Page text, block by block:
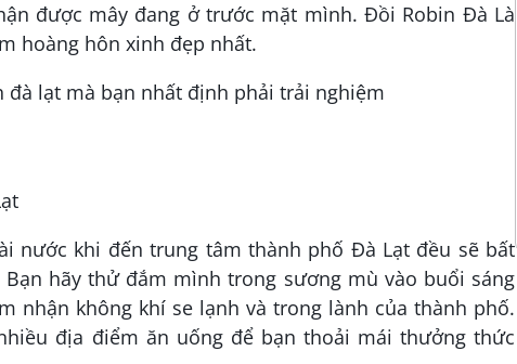
được mây đang ở trước mặt mình. Đồi Robin Đà Là
hoàng hôn xinh đẹp nhất.
nước khi đến trung tâm thành phố Đà Lạt đều sẽ bất
hãy thử đắm mình trong sương mù vào buổi sáng
nhận không khí se lạnh và trong lành của thành phố.
địa điểm ăn uống để bạn thoải mái thưởng thức